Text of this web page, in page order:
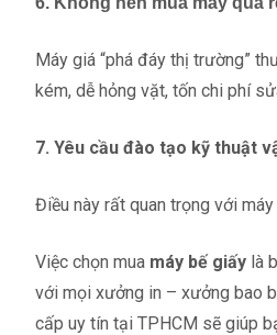
Máy giá “phá đáy thị trường”
kém, dễ hỏng vặt, tốn chi phí
7. Yêu cầu đào tạo kỹ thuật
Điều này rất quan trọng với
Việc chọn mua máy bế giấy là
với mọi xưởng in – xưởng bao
cấp uy tín tại TPHCM sẽ giúp